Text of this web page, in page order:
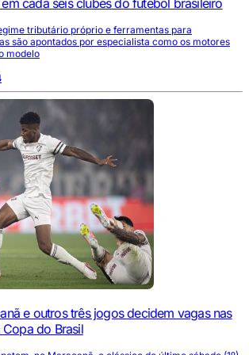
cada seis clubes do futebol brasileiro
tributário próprio e ferramentas para
são apontados por especialista como os motores
modelo
e outros três jogos decidem vagas nas
do Brasil